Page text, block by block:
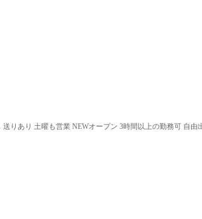
りあり 土曜も営業 NEWオープン 3時間以上の勤務可 自由